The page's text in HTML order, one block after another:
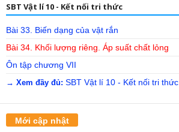
SBT Vật lí 10 - Kết nối tri thức
Bài 33. Biến dạng của vật rắn
Bài 34. Khối lượng riêng. Áp suất chất lỏng
Ôn tập chương VII
→ Xem đầy đủ: SBT Vật lí 10 - Kết nối tri thức
Mới cập nhật